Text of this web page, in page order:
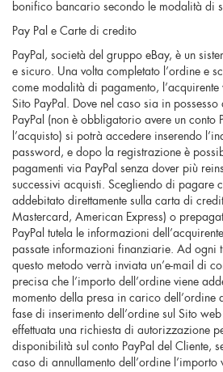
bonifico bancario secondo le modalità di
Pay Pal e Carte di credito
PayPal, società del gruppo eBay, è un
e sicuro. Una volta completato l’ordine e
come modalità di pagamento, l’acquirente
Sito PayPal. Dove nel caso sia in
PayPal (non è obbligatorio avere un conto
l’acquisto) si potrà accedere inserendo
password, e dopo la registrazione è
pagamenti via PayPal senza dover più
successivi acquisti. Scegliendo di pagare
addebitato direttamente sulla carta di
Mastercard, American Express) o
PayPal tutela le informazioni
passate informazioni finanziarie. Ad ogni
questo metodo verrà inviata un’e-mail di
precisa che l’importo dell’ordine viene
momento della presa in carico dell’ordine
fase di inserimento dell’ordine sul Sito web
effettuata una richiesta di autorizzazione
disponibilità sul conto PayPal del Cliente,
caso di annullamento dell’ordine l’importo